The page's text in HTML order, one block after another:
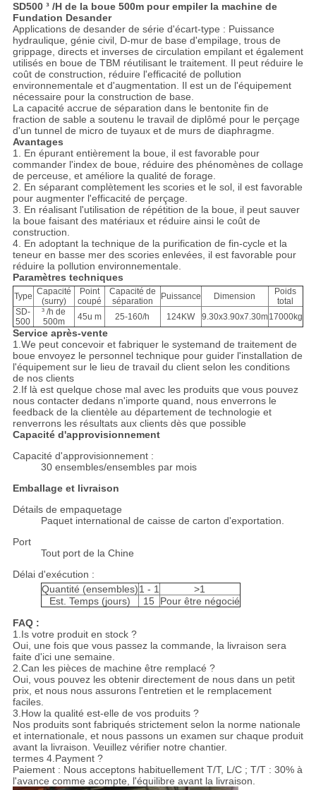
SD500 ³ /H de la boue 500m pour empiler la machine de
Fundation Desander
Applications de desander de série d'écart-type : Puissance
hydraulique, génie civil, D-mur de base d'empilage, trous de
grippage, directs et inverses de circulation empilant et également
utilisés en boue de TBM réutilisant le traitement. Il peut réduire le
coût de construction, réduire l'efficacité de pollution
environnementale et d'augmentation. Il est un de l'équipement
nécessaire pour la construction de base.
La capacité accrue de séparation dans le bentonite fin de
fraction de sable a soutenu le travail de diplômé pour le perçage
d'un tunnel de micro de tuyaux et de murs de diaphragme.
Avantages
1. En épurant entièrement la boue, il est favorable pour
commander l'index de boue, réduire des phénomènes de collage
de perceuse, et améliore la qualité de forage.
2. En séparant complètement les scories et le sol, il est favorable
pour augmenter l'efficacité de perçage.
3. En réalisant l'utilisation de répétition de la boue, il peut sauver
la boue faisant des matériaux et réduire ainsi le coût de
construction.
4. En adoptant la technique de la purification de fin-cycle et la
teneur en basse mer des scories enlevées, il est favorable pour
réduire la pollution environnementale.
Paramètres techniques
Type Capacité
(surry)
Point
coupé
Capacité de
séparation
Puissance Dimension
Poids
total
SD-
500
³ /h de
500m
45u m 25-160/h 124KW 9.30x3.90x7.30m17000kg
Service après-vente
1.We peut concevoir et fabriquer le systemand de traitement de
boue envoyez le personnel technique pour guider l'installation de
l'équipement sur le lieu de travail du client selon les conditions
de nos clients
2.If là est quelque chose mal avec les produits que vous pouvez
nous contacter dedans n'importe quand, nous enverrons le
feedback de la clientèle au département de technologie et
renverrons les résultats aux clients dès que possible
Capacité d'approvisionnement
Capacité d'approvisionnement :
30 ensembles/ensembles par mois
Emballage et livraison
Détails de empaquetage
Paquet international de caisse de carton d'exportation.
Port
Tout port de la Chine
Délai d'exécution :
Quantité (ensembles)1 - 1
>1
Est. Temps (jours)
15
Pour être négocié
FAQ :
1.Is votre produit en stock ?
Oui, une fois que vous passez la commande, la livraison sera
faite d'ici une semaine.
2.Can les pièces de machine être remplacé ?
Oui, vous pouvez les obtenir directement de nous dans un petit
prix, et nous nous assurons l'entretien et le remplacement
faciles.
3.How la qualité est-elle de vos produits ?
Nos produits sont fabriqués strictement selon la norme nationale
et internationale, et nous passons un examen sur chaque produit
avant la livraison. Veuillez vérifier notre chantier.
termes 4.Payment ?
Paiement : Nous acceptons habituellement T/T, L/C ; T/T : 30% à
l'avance comme acompte, l'équilibre avant la livraison.